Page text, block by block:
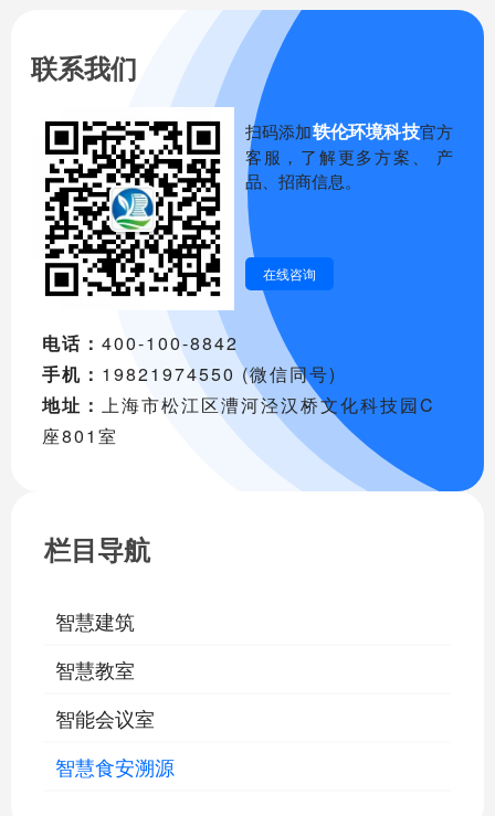
联系我们
扫码添加轶伦环境科技官方
客服，了解更多方案、 产
品、招商信息。
在线咨询
电话： 400-100-8842
手机： 19821974550 (微信同号)
地址： 上海市松江区漕河泾汉桥文化科技园C
座801室
栏目导航
智慧建筑
智慧教室
智能会议室
智慧食安溯源